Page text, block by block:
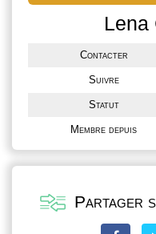
Lena
Contacter
Suivre
Statut
Membre depuis
Partager